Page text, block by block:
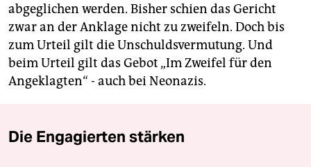
abgeglichen werden. Bisher schien das Gericht
zwar an der Anklage nicht zu zweifeln. Doch bis
zum Urteil gilt die Unschuldsvermutung. Und
beim Urteil gilt das Gebot „Im Zweifel für den
Angeklagten“ - auch bei Neonazis.
Die Engagierten stärken